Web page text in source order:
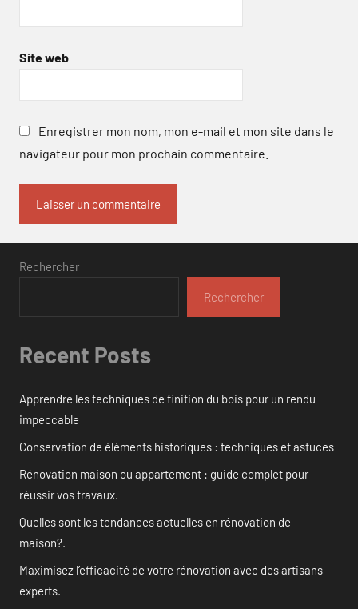
Site web
Enregistrer mon nom, mon e-mail et mon site dans le
navigateur pour mon prochain commentaire.
Rechercher
Rechercher
Recent Posts
Apprendre les techniques de finition du bois pour un rendu
impeccable
Conservation de éléments historiques : techniques et astuces
Rénovation maison ou appartement : guide complet pour
réussir vos travaux.
Quelles sont les tendances actuelles en rénovation de
maison?.
Maximisez l’efficacité de votre rénovation avec des artisans
experts.